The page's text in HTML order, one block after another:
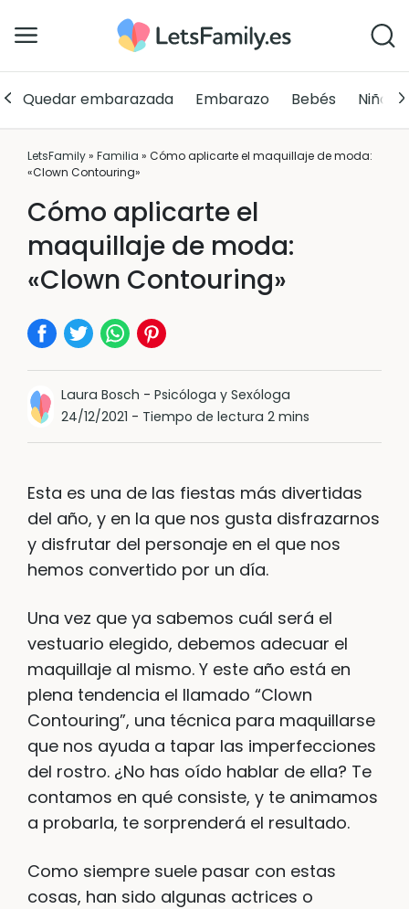
Quedar embarazada Embarazo Bebés Niños
LetsFamily» Familia » Cómo aplicarte el maquillaje de moda:
«Clown Contouring»
Cómo aplicarte el
maquillaje de moda:
«Clown Contouring»
Laura Bosch -Psicóloga y Sexóloga
24/12/2021 - Tiempo de lectura 2 mins
Esta es una de las fiestas más divertidas
del año, y en la que nos gusta disfrazarnos
y disfrutar del personaje en el que nos
hemos convertido por un día.
Una vez que ya sabemos cuál será el
vestuario elegido, debemos adecuar el
maquillaje al mismo. Y este año está en
plena tendencia el llamado “Clown
Contouring”, una técnica para maquillarse
que nos ayuda a tapar las imperfecciones
del rostro. ¿No has oído hablar de ella? Te
contamos en qué consiste, y te animamos
a probarla, te sorprenderá el resultado.
Como siempre suele pasar con estas
cosas, han sido algunas actrices o